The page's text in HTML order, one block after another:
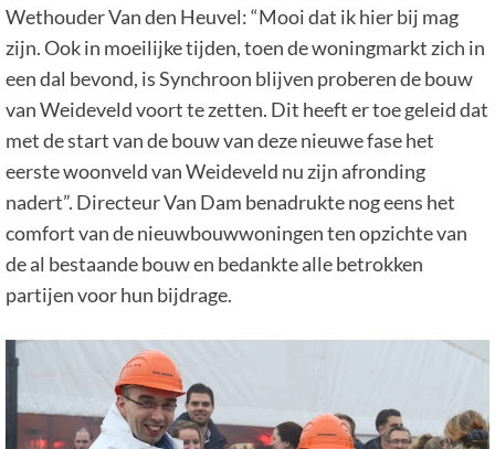
Wethouder Van den Heuvel: “Mooi dat ik hier bij mag
zijn. Ook in moeilijke tijden, toen de woningmarkt zich in
een dal bevond, is Synchroon blijven proberen de bouw
van Weideveld voort te zetten. Dit heeft er toe geleid dat
met de start van de bouw van deze nieuwe fase het
eerste woonveld van Weideveld nu zijn afronding
nadert”. Directeur Van Dam benadrukte nog eens het
comfort van de nieuwbouwwoningen ten opzichte van
de al bestaande bouw en bedankte alle betrokken
partijen voor hun bijdrage.